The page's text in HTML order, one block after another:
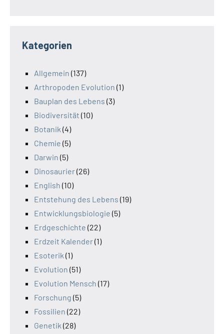
Kategorien
Allgemein (137)
Arthropoden Evolution (1)
Bauplan des Lebens (3)
Biodiversität (10)
Botanik (4)
Chemie (5)
Darwin (5)
Dinosaurier(26)
English (10)
Entstehung des Lebens (19)
Entwicklungsbiologie (5)
Erdgeschichte (22)
Erdzeit Kalender(1)
Esoterik (1)
Evolution (51)
Evolution Mensch (17)
Forschung (5)
Fossilien (22)
Genetik (28)